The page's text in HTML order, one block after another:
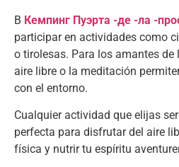
В Кемпинг Пуэрта -де -ла -
participar en actividades como
o tirolesas. Para los amantes
aire libre o la meditación
con el entorno.
Cualquier actividad que elijas
perfecta para disfrutar del aire
física y nutrir tu espíritu